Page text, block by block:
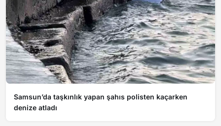
Samsun’da taşkınlık yapan şahıs polisten kaçarken
denize atladı